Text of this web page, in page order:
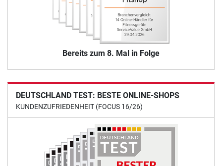
Bereits zum 8. Mal in Folge
DEUTSCHLAND TEST: BESTE ONLINE-SHOPS
KUNDENZUFRIEDENHEIT (FOCUS 16/26)